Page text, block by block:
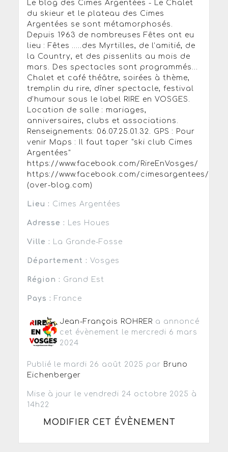
Le blog des Cimes Argentées - Le Chalet
du skieur et le plateau des Cimes
Argentées se sont métamorphosés.
Depuis 1963 de nombreuses Fêtes ont eu
lieu : Fêtes …..des Myrtilles, de l’amitié, de
la Country, et des pissenlits au mois de
mars. Des spectacles sont programmés...
Chalet et café théâtre, soirées à thème,
tremplin du rire, dîner spectacle, festival
d’humour sous le label RIRE en VOSGES.
Location de salle : mariages,
anniversaires, clubs et associations.
Renseignements: 06.07.25.01.32. GPS : Pour
venir Maps : Il faut taper "ski club Cimes
Argentées"
https://www.facebook.com/RireEnVosges/
https://www.facebook.com/cimesargentees/
(over-blog.com)
Lieu : Cimes Argentées
Adresse : Les Houes
Ville : La Grande-Fosse
Département : Vosges
Région : Grand Est
Pays : France
Jean-François ROHRER a annoncé
cet évènement le mercredi 6 mars
2024
Publié le mardi 26 août 2025 par Bruno
Eichenberger
Mise à jour le vendredi 24 octobre 2025 à
14h22
MODIFIER CET ÉVÈNEMENT